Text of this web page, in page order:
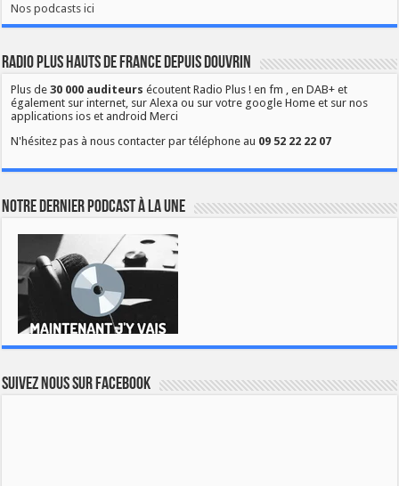
Nos podcasts ici
Radio Plus Hauts de France depuis Douvrin
Plus de30 000 auditeurs écoutent Radio Plus ! en fm , en DAB+ et
également sur internet, sur Alexa ou sur votre google Home et sur nos
applications ios et android Merci
N'hésitez pas à nous contacter par téléphone au 09 52 22 22 07
Notre dernier podcast à la une
Suivez nous sur Facebook